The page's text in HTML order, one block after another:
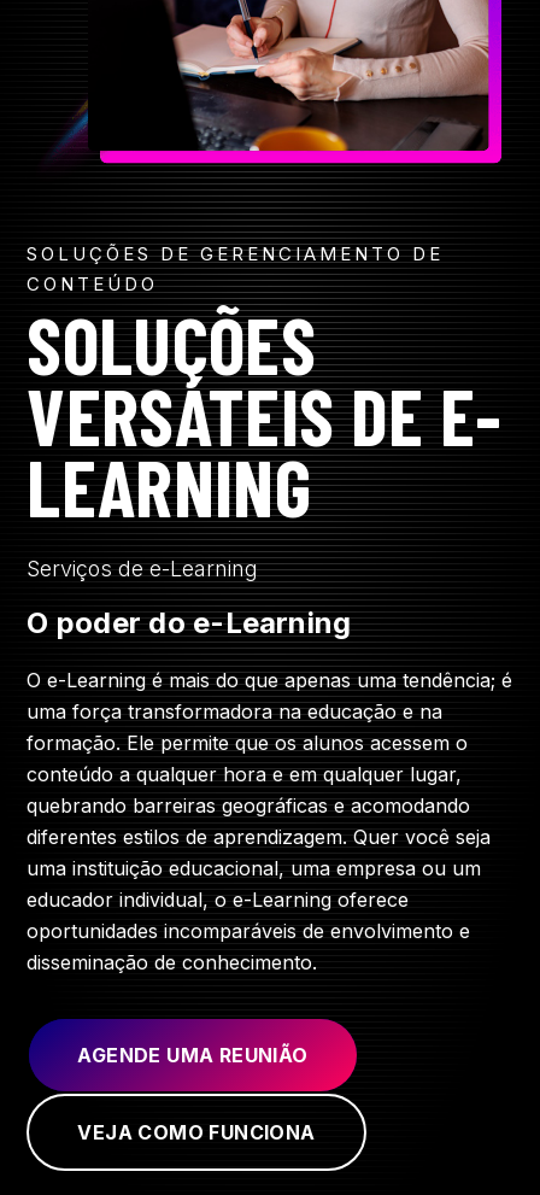
CONTACTO
SOLUÇÕES DE GERENCIAMENTO DE
CONTEÚDO
SOLUÇÕES
VERSÁTEIS DE E-
LEARNING
Serviços de e-Learning
O poder do e-Learning
O e-Learning é mais do que apenas uma tendência; é
uma força transformadora na educação e na
formação. Ele permite que os alunos acessem o
conteúdo a qualquer hora e em qualquer lugar,
quebrando barreiras geográficas e acomodando
diferentes estilos de aprendizagem. Quer você seja
uma instituição educacional, uma empresa ou um
educador individual, o e-Learning oferece
oportunidades incomparáveis de envolvimento e
disseminação de conhecimento.
AGENDE UMA REUNIÃO
VEJA COMO FUNCIONA